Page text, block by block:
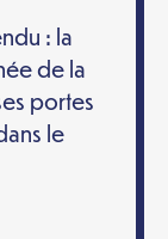
: la
de la
portes
le